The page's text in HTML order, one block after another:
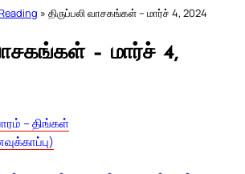
» திருப்பலி வாசகங்கள் – மார்ச் 4, 2024
– மார்ச் 4,
– திங்கள்